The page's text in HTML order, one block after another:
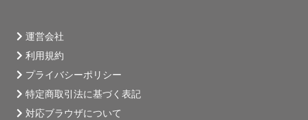
運営会社
利用規約
プライバシーポリシー
特定商取引法に基づく表記
対応ブラウザについて